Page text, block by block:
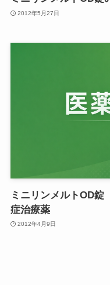
2012年5月27日
ミニリンメルトOD
症治療薬
2012年4月9日